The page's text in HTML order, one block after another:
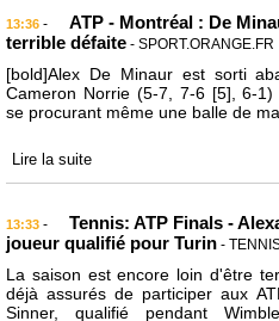
13:36 -
ATP - Montréal : De
terrible défaite - SPORT.ORANGE.FR
[bold]Alex De Minaur est sorti
Cameron Norrie (5-7, 7-6 [5], 6-1)
se procurant même une balle de
Lire la suite
13:33 -
Tennis: ATP Finals -
joueur qualifié pour Turin -
La saison est encore loin d'être
déjà assurés de participer aux
Sinner, qualifié pendant